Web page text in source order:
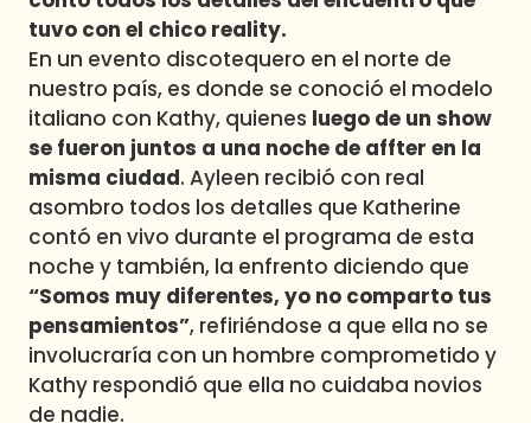
tuvo con el chico reality.
En un evento discotequero en el norte de
nuestro país, es donde se conoció el modelo
italiano con Kathy, quienes luego de un show
se fueron juntos a una noche de affter en la
misma ciudad. Ayleen recibió con real
asombro todos los detalles que Katherine
contó en vivo durante el programa de esta
noche y también, la enfrento diciendo que
“Somos muy diferentes, yo no comparto tus
pensamientos”, refiriéndose a que ella no se
involucraría con un hombre comprometido y
Kathy respondió que ella no cuidaba novios
de nadie.